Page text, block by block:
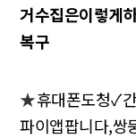
거수집은이렇게
복구
★휴대폰도청✓
파이앱팝니다,쌍